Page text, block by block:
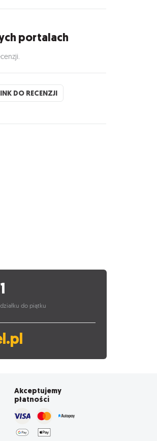
portalach
DO RECENZJI
do piątku
Akceptujemy
płatności